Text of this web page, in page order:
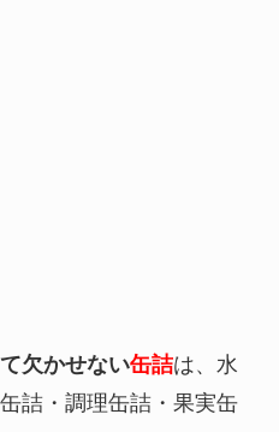
欠かせない缶詰は、水
詰・調理缶詰・果実缶